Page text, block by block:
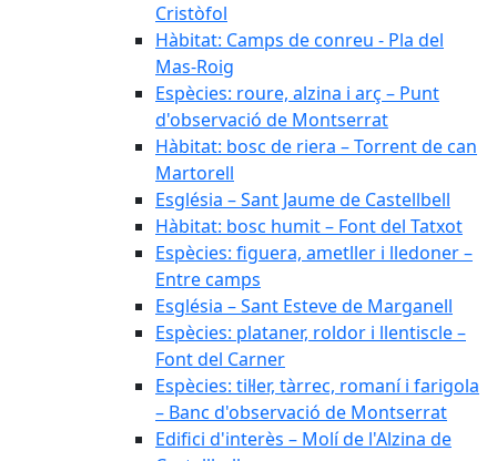
Cristòfol
Hàbitat: Camps de conreu - Pla del
Mas-Roig
Espècies: roure, alzina i arç – Punt
d'observació de Montserrat
Hàbitat: bosc de riera – Torrent de can
Martorell
Església – Sant Jaume de Castellbell
Hàbitat: bosc humit – Font del Tatxot
Espècies: figuera, ametller i lledoner –
Entre camps
Església – Sant Esteve de Marganell
Espècies: plataner, roldor i llentiscle –
Font del Carner
Espècies: til·ler, tàrrec, romaní i farigola
– Banc d'observació de Montserrat
Edifici d'interès – Molí de l'Alzina de